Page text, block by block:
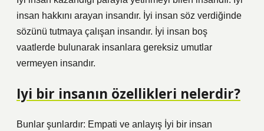
insan hakkını arayan insandır. İyi insan söz verdiğinde
sözünü tutmaya çalışan insandır. İyi insan boş
vaatlerde bulunarak insanlara gereksiz umutlar
vermeyen insandır.
Iyi bir insanın özellikleri nelerdir?
Bunlar şunlardır: Empati ve anlayış İyi bir insan